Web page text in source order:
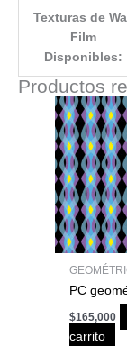
Texturas de Wall
Film
Disponibles:
Productos
PC
$165,000
carrito